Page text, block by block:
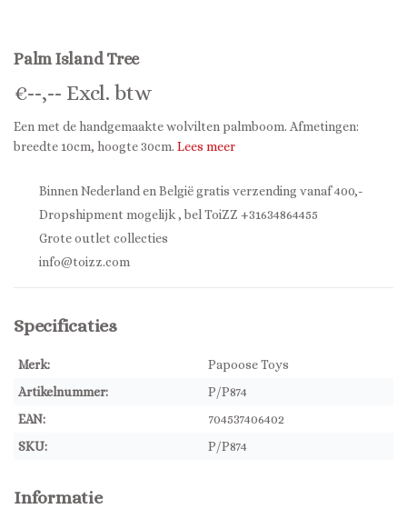
Palm Island Tree
€--,-- Excl. btw
Een met de handgemaakte wolvilten palmboom. Afmetingen:
breedte 10cm, hoogte 30cm. Lees meer
Binnen Nederland en België gratis verzending vanaf 400,-
Dropshipment mogelijk , bel ToiZZ +31634864455
Grote outlet collecties
info@toizz.com
Specificaties
Merk:
Papoose Toys
Artikelnummer:
P/P874
EAN:
704537406402
SKU:
P/P874
Informatie